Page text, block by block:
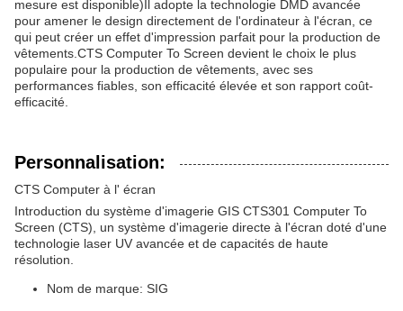
mesure est disponible)Il adopte la technologie DMD avancée
pour amener le design directement de l'ordinateur à l'écran, ce
qui peut créer un effet d'impression parfait pour la production de
vêtements.CTS Computer To Screen devient le choix le plus
populaire pour la production de vêtements, avec ses
performances fiables, son efficacité élevée et son rapport coût-
efficacité.
Personnalisation:
CTS Computer à l' écran
Introduction du système d'imagerie GIS CTS301 Computer To
Screen (CTS), un système d'imagerie directe à l'écran doté d'une
technologie laser UV avancée et de capacités de haute
résolution.
Nom de marque: SIG